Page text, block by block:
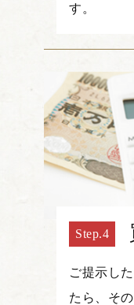
す。
ご提示し
たら、そ